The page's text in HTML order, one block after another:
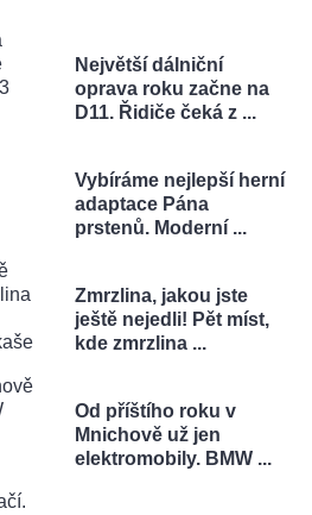
Největší dálniční
oprava roku začne na
D11. Řidiče čeká z ...
Vybíráme nejlepší herní
adaptace Pána
prstenů. Moderní ...
Zmrzlina, jakou jste
ještě nejedli! Pět míst,
kde zmrzlina ...
Od příštího roku v
Mnichově už jen
elektromobily. BMW ...